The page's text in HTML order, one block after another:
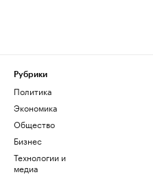
Рубрики
Политика
Экономика
Общество
Бизнес
Технологии и
медиа